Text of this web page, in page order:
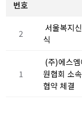
번호
2
서울복지
식
1
(주)에스
원협회 소
협약 체결